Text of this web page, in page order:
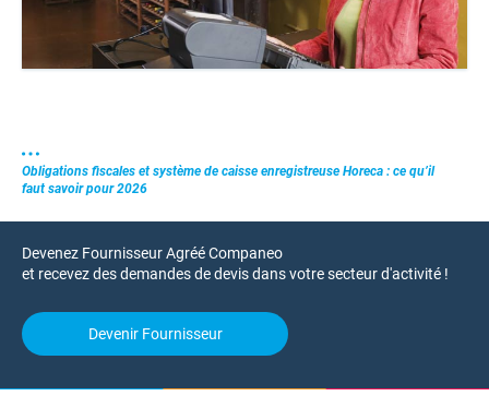
Obligations fiscales et système de caisse enregistreuse Horeca : ce qu’il
faut savoir pour 2026
Devenez Fournisseur Agréé Companeo
et recevez des demandes de devis dans votre secteur d'activité !
Devenir Fournisseur